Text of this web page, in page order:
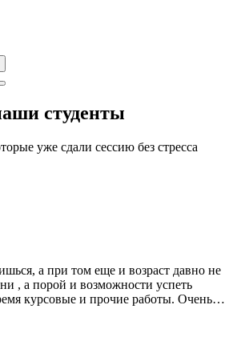
студенты
уже сдали сессию без стресса
а при том еще и возраст давно не
возможности успеть
курсовые и прочие работы. Очень
в полном смысле слова взяли на